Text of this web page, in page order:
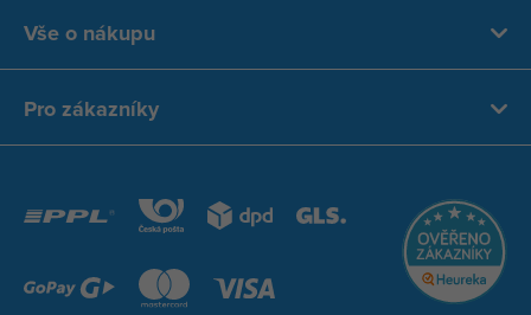
Vše o nákupu
Pro zákazníky